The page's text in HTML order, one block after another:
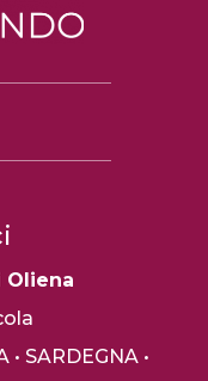
Oliena
SARDEGNA •